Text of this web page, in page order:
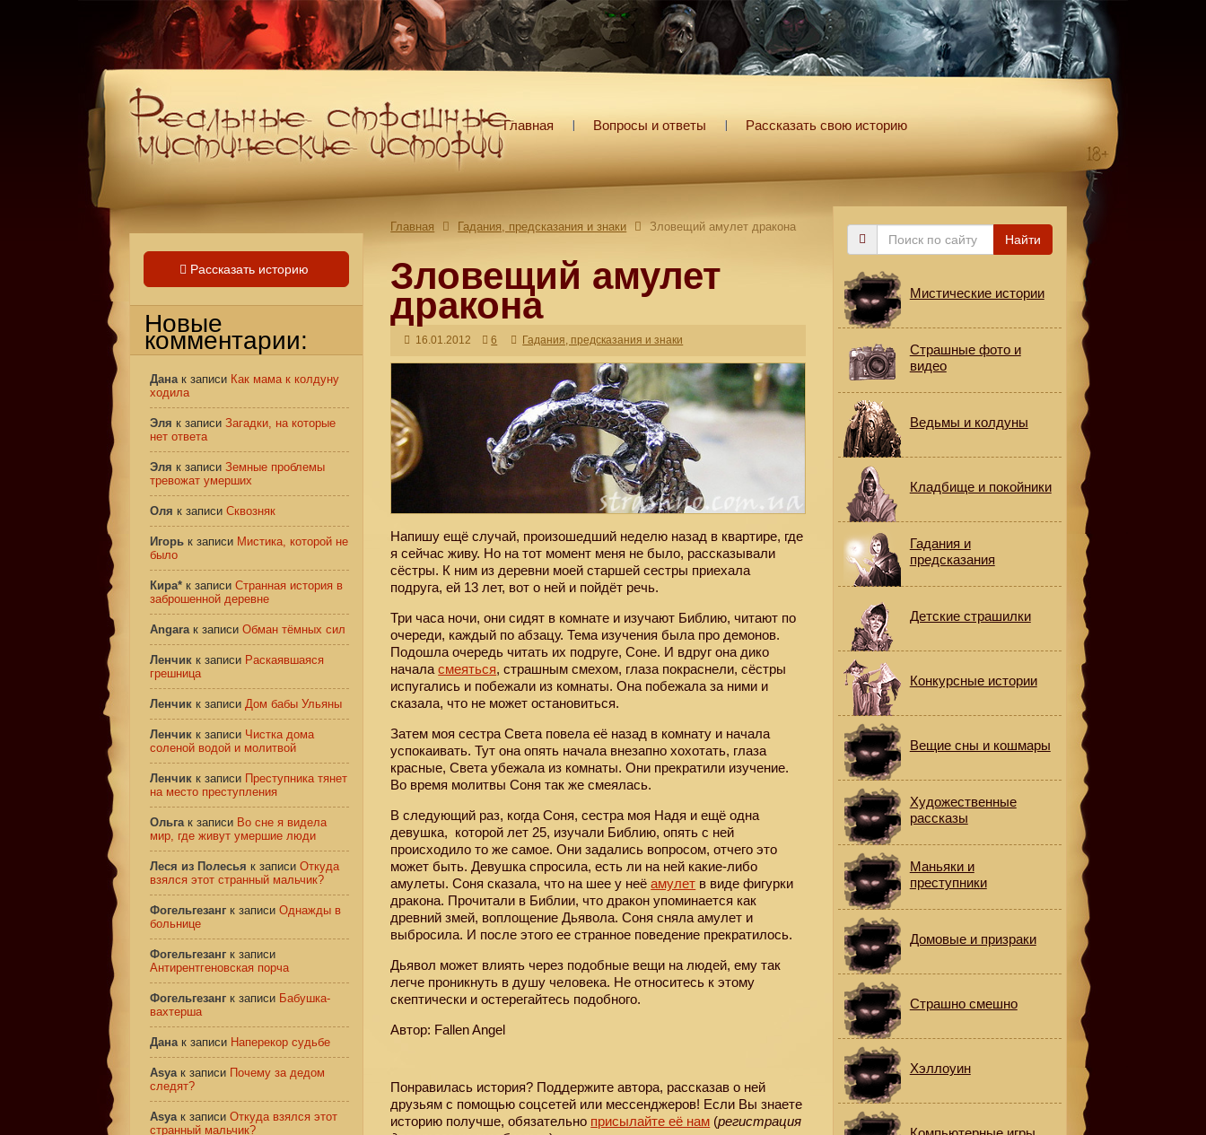
Главная Вопросы и ответы Рассказать свою историю
Главная Гадания, предсказания и знаки Зловещий амулет дракона
Зловещий амулет
дракона
16.01.2012 6 Гадания, предсказания и знаки
Напишу ещё случай, произошедший неделю назад в квартире, где
я сейчас живу. Но на тот момент меня не было, рассказывали
сёстры. К ним из деревни моей старшей сестры приехала
подруга, ей 13 лет, вот о ней и пойдёт речь.
Три часа ночи, они сидят в комнате и изучают Библию, читают по
очереди, каждый по абзацу. Тема изучения была про демонов.
Подошла очередь читать их подруге, Соне. И вдруг она дико
началасмеяться, страшным смехом, глаза покраснели, сёстры
испугались и побежали из комнаты. Она побежала за ними и
сказала, что не может остановиться.
Затем моя сестра Света повела её назад в комнату и начала
успокаивать. Тут она опять начала внезапно хохотать, глаза
красные, Света убежала из комнаты. Они прекратили изучение.
Во время молитвы Соня так же смеялась.
В следующий раз, когда Соня, сестра моя Надя и ещё одна
девушка, которой лет 25, изучали Библию, опять с ней
происходило то же самое. Они задались вопросом, отчего это
может быть. Девушка спросила, есть ли на ней какие-либо
амулеты. Соня сказала, что на шее у неёамулет в виде фигурки
дракона. Прочитали в Библии, что дракон упоминается как
древний змей, воплощение Дьявола. Соня сняла амулет и
выбросила. И после этого ее странное поведение прекратилось.
Дьявол может влиять через подобные вещи на людей, ему так
легче проникнуть в душу человека. Не относитесь к этому
скептически и остерегайтесь подобного.
Автор: Fallen Angel
Понравилась история? Поддержите автора, рассказав о ней
друзьям с помощью соцсетей или мессенджеров! Если Вы знаете
историю получше, обязательно присылайте её нам (регистрация
Рассказать историю
Новые
комментарии:
Данак записи Как мама к колдуну
ходила
Эля к записи Загадки, на которые
нет ответа
Эля к записи Земные проблемы
тревожат умерших
Оля к записи Сквозняк
Игорь к записи Мистика, которой не
было
Кира* к записи Странная история в
заброшенной деревне
Angaraк записи Обман тёмных сил
Ленчик к записи Раскаявшаяся
грешница
Ленчик к записи Дом бабы Ульяны
Ленчик к записи Чистка дома
соленой водой и молитвой
Ленчик к записи Преступника тянет
на место преступления
Ольгак записи Во сне я видела
мир, где живут умершие люди
Леся из Полесья к записи Откуда
взялся этот странный мальчик?
Фогельгезанг к записи Однажды в
больнице
Фогельгезанг к записи
Антирентгеновская порча
Фогельгезанг к записи Бабушка-
вахтерша
Данак записи Наперекор судьбе
Asyaк записи Почему за дедом
следят?
Asyaк записи Откуда взялся этот
странный мальчик?
Поиск
Найти
Мистические истории
Страшные фото и
видео
Ведьмы и колдуны
Кладбище и покойники
Гадания и
предсказания
Детские страшилки
Конкурсные истории
Вещие сны и кошмары
Художественные
рассказы
Маньяки и
преступники
Домовые и призраки
Страшно смешно
Хэллоуин